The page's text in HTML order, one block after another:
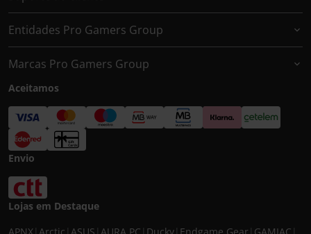
Entidades Pro Gamers Group
Marcas Pro Gamers Group
Aceitamos
Envio
Lojas em Destaque